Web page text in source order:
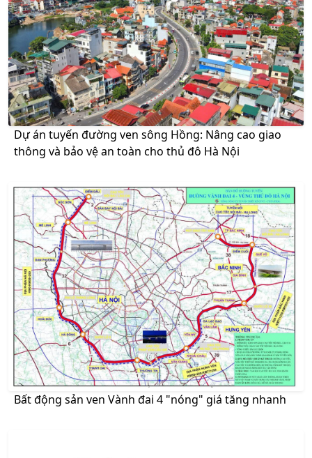
Dự án tuyến đường ven sông Hồng: Nâng cao giao
thông và bảo vệ an toàn cho thủ đô Hà Nội
Bất động sản ven Vành đai 4 "nóng" giá tăng nhanh